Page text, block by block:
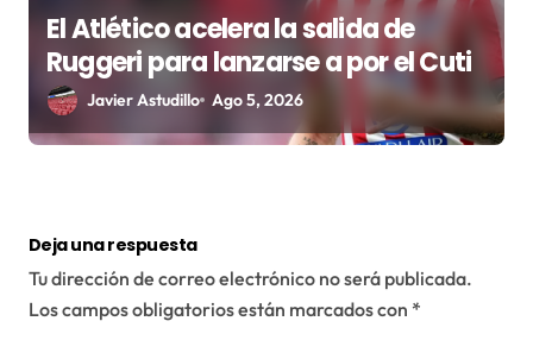
El Atlético acelera la salida de
Ruggeri para lanzarse a por el Cuti
Javier Astudillo Ago 5, 2026
Deja una respuesta
Tu dirección de correo electrónico no será publicada.
Los campos obligatorios están marcados con *